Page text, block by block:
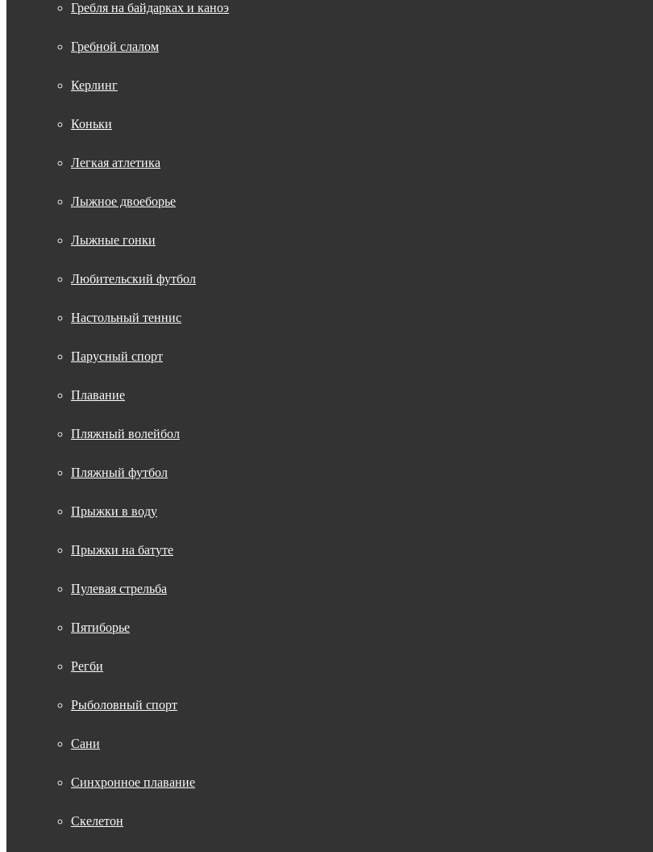
Гребля на байдарках и каноэ
Гребной слалом
Керлинг
Коньки
Легкая атлетика
Лыжное двоеборье
Лыжные гонки
Любительский футбол
Настольный теннис
Парусный спорт
Плавание
Пляжный волейбол
Пляжный футбол
Прыжки в воду
Прыжки на батуте
Пулевая стрельба
Пятиборье
Регби
Рыболовный спорт
Сани
Синхронное плавание
Скелетон